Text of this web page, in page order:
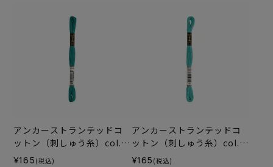
アンカーストランテッドコ
ットン（刺しゅう糸）col.0
189
¥165 (税込)
アンカーストランテッドコ
ットン（刺しゅう糸）col.0
187
¥165 (税込)